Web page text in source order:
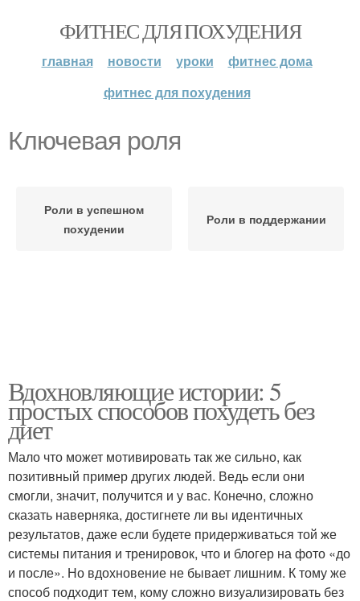
ФИТНЕС ДЛЯ ПОХУДЕНИЯ
главная новости уроки
фитнес дома
фитнес для похудения
Ключевая роля
Роли в успешном
похудении
Роли в поддержании
Вдохновляющие истории: 5
простых способов похудеть без
диет
Мало что может мотивировать так же сильно, как
позитивный пример других людей. Ведь если они
смогли, значит, получится и у вас. Конечно, сложно
сказать наверняка, достигнете ли вы идентичных
результатов, даже если будете придерживаться той же
системы питания и тренировок, что и блогер на фото «до
и после». Но вдохновение не бывает лишним. К тому же
способ подходит тем, кому сложно визуализировать без